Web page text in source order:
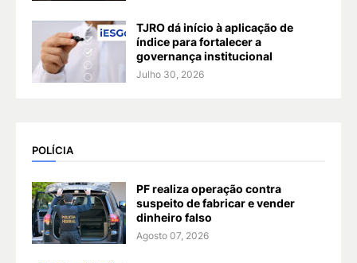
TJRO dá início à aplicação de
índice para fortalecer a
governança institucional
Julho 30, 2026
POLÍCIA
PF realiza operação contra
suspeito de fabricar e vender
dinheiro falso
Agosto 07, 2026